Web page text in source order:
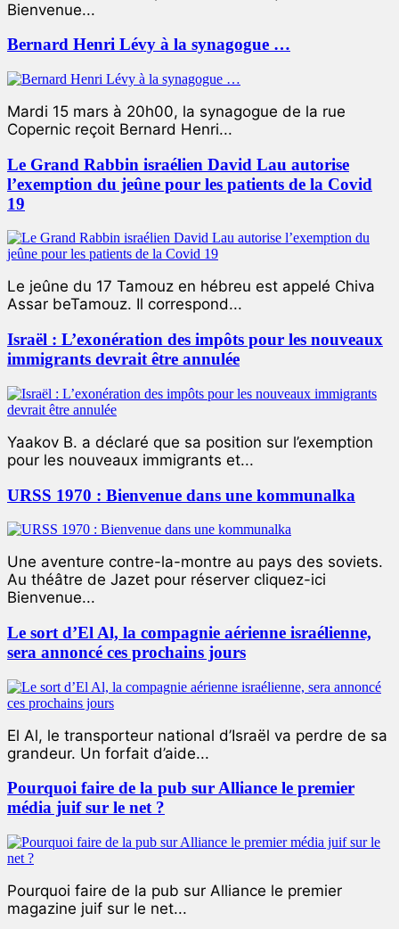
Bienvenue...
Bernard Henri Lévy à la synagogue …
Mardi 15 mars à 20h00, la synagogue de la rue
Copernic reçoit Bernard Henri...
Le Grand Rabbin israélien David Lau autorise
l’exemption du jeûne pour les patients de la Covid
19
Le jeûne du 17 Tamouz en hébreu est appelé Chiva
Assar beTamouz. Il correspond...
Israël : L’exonération des impôts pour les nouveaux
immigrants devrait être annulée
Yaakov B. a déclaré que sa position sur l’exemption
pour les nouveaux immigrants et...
URSS 1970 : Bienvenue dans une kommunalka
Une aventure contre-la-montre au pays des soviets.
Au théâtre de Jazet pour réserver cliquez-ici
Bienvenue...
Le sort d’El Al, la compagnie aérienne israélienne,
sera annoncé ces prochains jours
El Al, le transporteur national d’Israël va perdre de sa
grandeur. Un forfait d’aide...
Pourquoi faire de la pub sur Alliance le premier
média juif sur le net ?
Pourquoi faire de la pub sur Alliance le premier
magazine juif sur le net...